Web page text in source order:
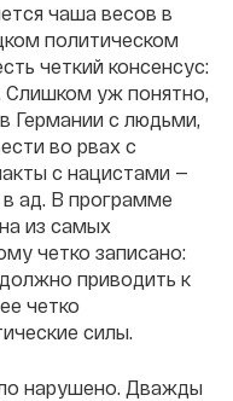
чаша весов в
политическом
четкий консенсус:
Слишком уж понятно,
Германии с людьми,
во рвах с
с нацистами —
ад. В программе
из самых
четко записано:
приводить к
четко
силы.
нарушено. Дважды